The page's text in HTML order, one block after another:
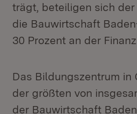
trägt, beteiligen sich
die Bauwirtschaft
30 Prozent an der
Das Bildungszentrum in
der größten von
der Bauwirtschaft